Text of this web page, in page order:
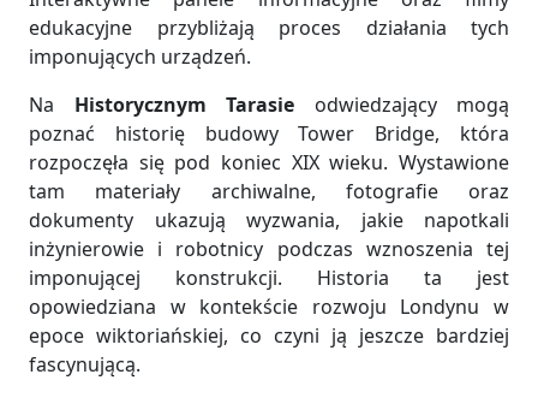
edukacyjne przybliżają proces działania tych
imponujących urządzeń.
Na Historycznym Tarasie odwiedzający mogą
poznać historię budowy Tower Bridge, która
rozpoczęła się pod koniec XIX wieku. Wystawione
tam materiały archiwalne, fotografie oraz
dokumenty ukazują wyzwania, jakie napotkali
inżynierowie i robotnicy podczas wznoszenia tej
imponującej konstrukcji. Historia ta jest
opowiedziana w kontekście rozwoju Londynu w
epoce wiktoriańskiej, co czyni ją jeszcze bardziej
fascynującą.